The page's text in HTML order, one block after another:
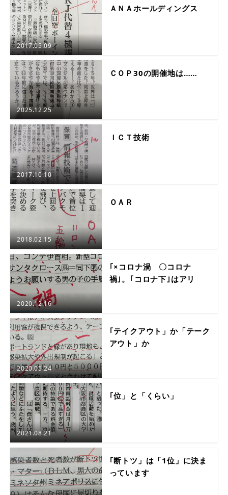
2017.05.09
ＡＮＡホールディングス
2025.12.25
ＣＯＰ30の開催地は……
2017.10.10
ＩＣＴ技術
2018.02.15
ＯＡＲ
2020.12.16
｢×コロナ渦 〇コロナ
禍｣。｢コロナ下｣はアリ
2020.05.24
｢テイクアウト」か「テーク
アウト」か
2021.08.21
｢位」と「くらい」
｢断トツ」は「1位」に決ま
っています